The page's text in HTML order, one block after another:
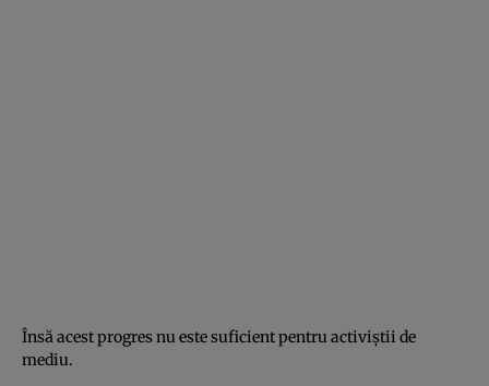
Însă acest progres nu este suficient pentru activiștii de
mediu.